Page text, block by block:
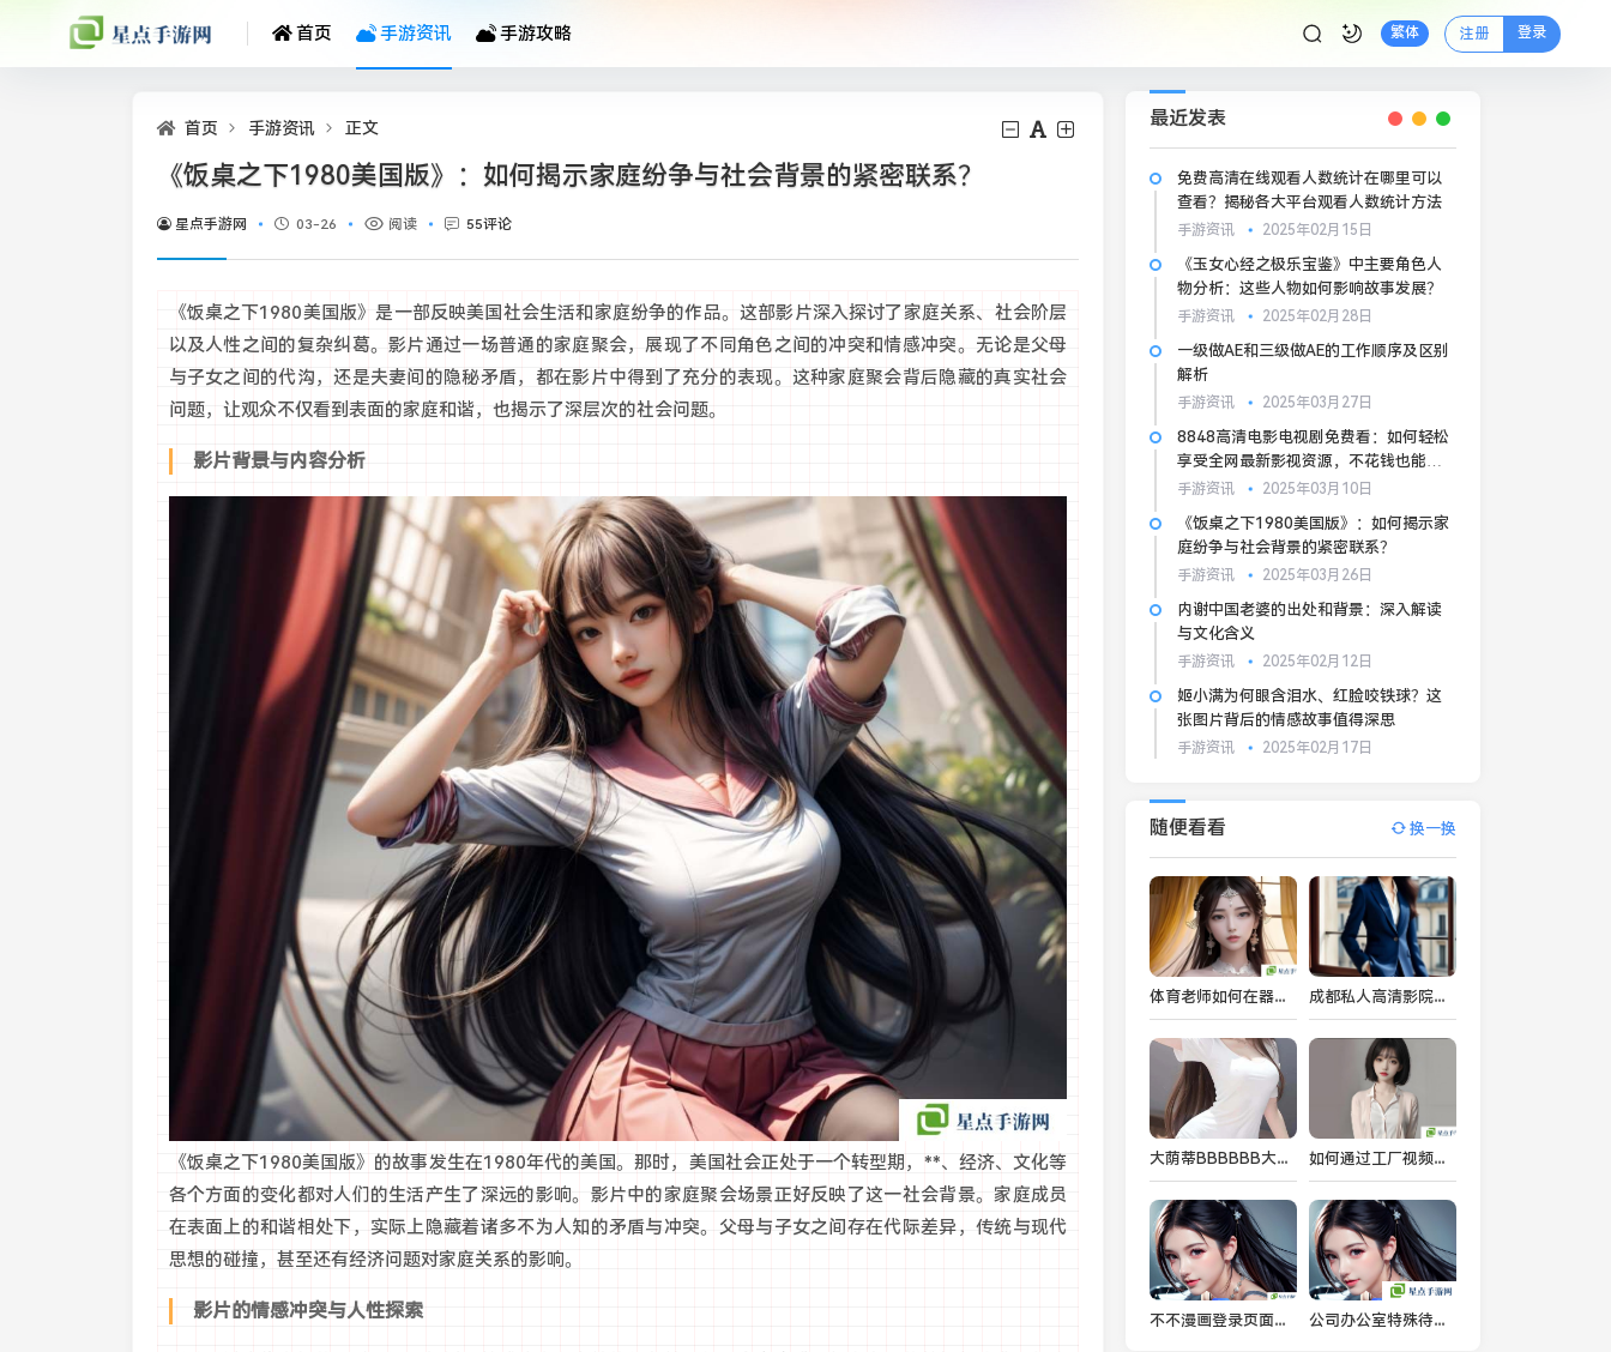
首页 手游资讯 手游攻略 繁体 注册 登录
首页 手游资讯 正文
《饭桌之下1980美国版》：如何揭示家庭纷争与社会背景的紧密联系？
星点手游网 03-26 阅读 55评论
《饭桌之下1980美国版》是一部反映美国社会生活和家庭纷争的作品。这部影片深入探讨了家庭关系、社会阶层
以及人性之间的复杂纠葛。影片通过一场普通的家庭聚会，展现了不同角色之间的冲突和情感冲突。无论是父母
与子女之间的代沟，还是夫妻间的隐秘矛盾，都在影片中得到了充分的表现。这种家庭聚会背后隐藏的真实社会
问题，让观众不仅看到表面的家庭和谐，也揭示了深层次的社会问题。
影片背景与内容分析
《饭桌之下1980美国版》的故事发生在1980年代的美国。那时，美国社会正处于一个转型期，**、经济、文化等
各个方面的变化都对人们的生活产生了深远的影响。影片中的家庭聚会场景正好反映了这一社会背景。家庭成员
在表面上的和谐相处下，实际上隐藏着诸多不为人知的矛盾与冲突。父母与子女之间存在代际差异，传统与现代
思想的碰撞，甚至还有经济问题对家庭关系的影响。
影片的情感冲突与人性探索
最近发表
免费高清在线观看人数统计在哪里可以
查看？揭秘各大平台观看人数统计方法
手游资讯 2025年02月15日
《玉女心经之极乐宝鉴》中主要角色人
物分析：这些人物如何影响故事发展？
手游资讯 2025年02月28日
一级做AE和三级做AE的工作顺序及区别
解析
手游资讯 2025年03月27日
8848高清电影电视剧免费看：如何轻松
享受全网最新影视资源，不花钱也能看
高清电影
手游资讯 2025年03月10日
《饭桌之下1980美国版》：如何揭示家
庭纷争与社会背景的紧密联系？
手游资讯 2025年03月26日
内谢中国老婆的出处和背景：深入解读
与文化含义
手游资讯 2025年02月12日
姬小满为何眼含泪水、红脸咬铁球？这
张图片背后的情感故事值得深思
手游资讯 2025年02月17日
随便看看 换一换
体育老师如何在器材室进行单独训练？提升教学技能的有效途径是什么？ 成都私人高清影院的市场前景：未来几年市场潜力如何？
大荫蒂BBBBBB大荫蒂是什么？它如何影响现代社交和网络语言？ 如何通过工厂视频了解果冻的制造过程及其质量控制
不不漫画登录页面免费漫画下拉式功能解析：为漫画爱好者提供更加便捷的阅读体验 公司办公室特殊待遇：员工福利与办公环境如何提升员工满意度与工作效率